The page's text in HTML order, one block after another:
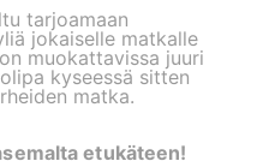
tarjoamaan
jokaiselle matkalle
muokattavissa juuri
kyseessä sitten
matka.
etukäteen!